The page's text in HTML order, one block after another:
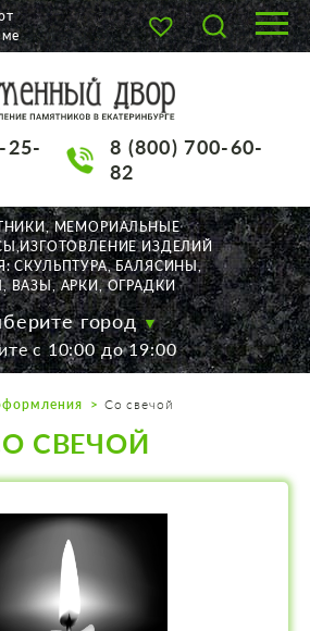
— Пт. с 10:00 до 19:00
по договор.
25-
8 (800) 700-60-
82
МЕМОРИАЛЬНЫЕ
ИЗДЕЛИЙ
СКУЛЬПТУРА, БАЛЯСИНЫ,
ВАЗЫ, АРКИ, ОГРАДКИ
город
с 10:00 до 19:00
Со свечой
СВЕЧОЙ